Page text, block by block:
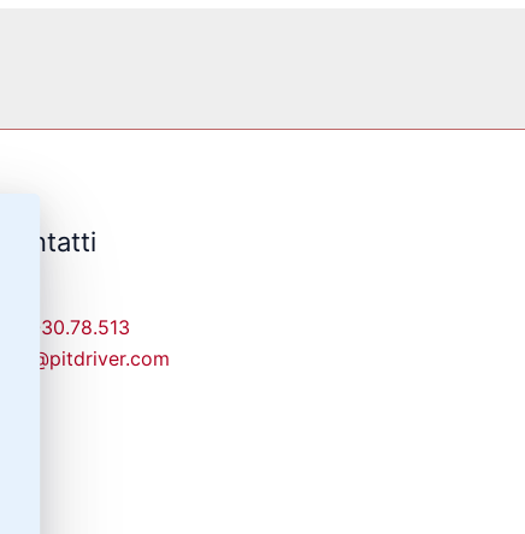
Contatti
329-30.78.513
info@pitdriver.com